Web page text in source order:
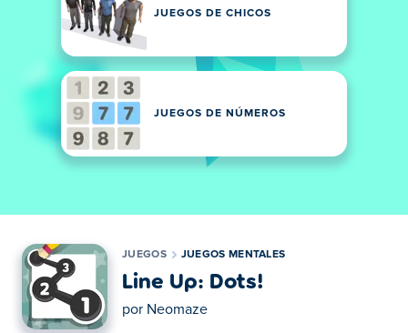
JUEGOS DE CHICOS
JUEGOS DE NÚMEROS
JUEGOS JUEGOS MENTALES
Line Up: Dots!
por Neomaze